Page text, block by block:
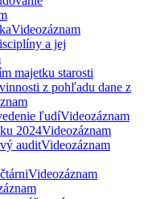
Videozáznam
a jej
majetku starosti
z pohľadu dane z
ľudíVideozáznam
2024Videozáznam
auditVideozáznam
Videozáznam